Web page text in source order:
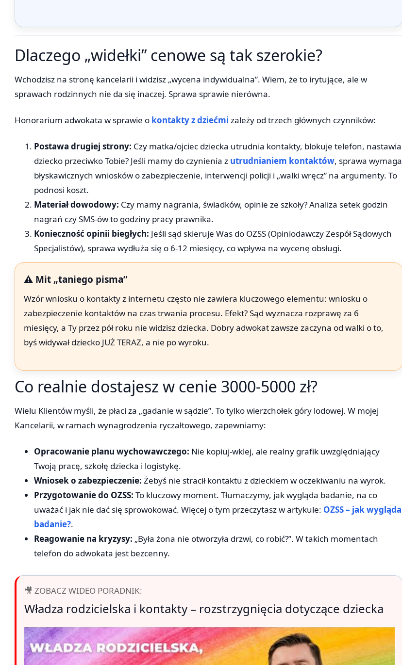
Dlaczego „widełki” cenowe są tak szerokie?
Wchodzisz na stronę kancelarii i widzisz „wycena indywidualna”. Wiem, że to irytujące, ale w
sprawach rodzinnych nie da się inaczej. Sprawa sprawie nierówna.
Honorarium adwokata w sprawie o kontakty z dziećmi zależy od trzech głównych czynników:
Postawa drugiej strony: Czy matka/ojciec dziecka utrudnia kontakty, blokuje telefon, nastawia
dziecko przeciwko Tobie? Jeśli mamy do czynienia z utrudnianiem kontaktów, sprawa wymaga
błyskawicznych wniosków o zabezpieczenie, interwencji policji i „walki wręcz” na argumenty. To
podnosi koszt.
Materiał dowodowy: Czy mamy nagrania, świadków, opinie ze szkoły? Analiza setek godzin
nagrań czy SMS-ów to godziny pracy prawnika.
Konieczność opinii biegłych: Jeśli sąd skieruje Was do OZSS (Opiniodawczy Zespół Sądowych
Specjalistów), sprawa wydłuża się o 6-12 miesięcy, co wpływa na wycenę obsługi.
⚠️ Mit „taniego pisma”
Wzór wniosku o kontakty z internetu często nie zawiera kluczowego elementu: wniosku o
zabezpieczenie kontaktów na czas trwania procesu. Efekt? Sąd wyznacza rozprawę za 6
miesięcy, a Ty przez pół roku nie widzisz dziecka. Dobry adwokat zawsze zaczyna od walki o to,
byś widywał dziecko JUŻ TERAZ, a nie po wyroku.
Co realnie dostajesz w cenie 3000-5000 zł?
Wielu Klientów myśli, że płaci za „gadanie w sądzie”. To tylko wierzchołek góry lodowej. W mojej
Kancelarii, w ramach wynagrodzenia ryczałtowego, zapewniamy:
Opracowanie planu wychowawczego: Nie kopiuj-wklej, ale realny grafik uwzględniający
Twoją pracę, szkołę dziecka i logistykę.
Wniosek o zabezpieczenie: Żebyś nie stracił kontaktu z dzieckiem w oczekiwaniu na wyrok.
Przygotowanie do OZSS: To kluczowy moment. Tłumaczymy, jak wygląda badanie, na co
uważać i jak nie dać się sprowokować. Więcej o tym przeczytasz w artykule: OZSS – jak wygląda
badanie?.
Reagowanie na kryzysy: „Była żona nie otworzyła drzwi, co robić?”. W takich momentach
telefon do adwokata jest bezcenny.
🎥 ZOBACZ WIDEO PORADNIK:
Władza rodzicielska i kontakty – rozstrzygnięcia dotyczące dziecka